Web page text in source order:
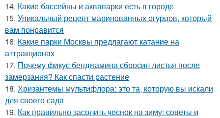
14. Какие бассейны и аквапарки есть в городе
15. Уникальный рецепт маринованных огурцов, который
вам понравится
16. Какие парки Москвы предлагают катание на
аттракционах
17. Почему фикус бенджамина сбросил листья после
замерзания? Как спасти растение
18. Хризантемы мультифлора: это та, которую вы искали
для своего сада
19. Как правильно засолить чеснок на зиму: советы и